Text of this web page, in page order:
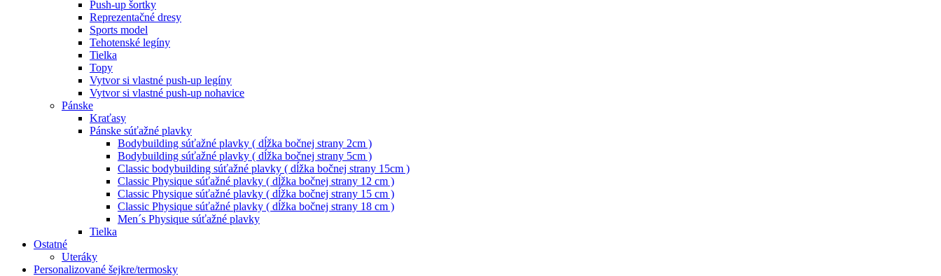
Push-up šortky
Reprezentačné dresy
Sports model
Tehotenské legíny
Tielka
Topy
Vytvor si vlastné push-up legíny
Vytvor si vlastné push-up nohavice
Pánske
Kraťasy
Pánske súťažné plavky
Bodybuilding súťažné plavky ( dĺžka bočnej strany 2cm )
Bodybuilding súťažné plavky ( dĺžka bočnej strany 5cm )
Classic bodybuilding súťažné plavky ( dĺžka bočnej strany 15cm )
Classic Physique súťažné plavky ( dĺžka bočnej strany 12 cm )
Classic Physique súťažné plavky ( dĺžka bočnej strany 15 cm )
Classic Physique súťažné plavky ( dĺžka bočnej strany 18 cm )
Men´s Physique súťažné plavky
Tielka
Ostatné
Uteráky
Personalizované šejkre/termosky